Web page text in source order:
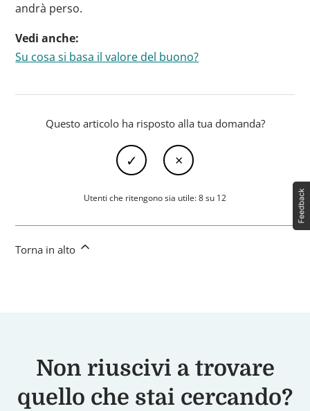
andrà perso.
Vedi anche:
Su cosa si basa il valore del buono?
Questo articolo ha risposto alla tua domanda?
Utenti che ritengono sia utile: 8 su 12
Torna in alto
Non riuscivi a trovare
quello che stai cercando?